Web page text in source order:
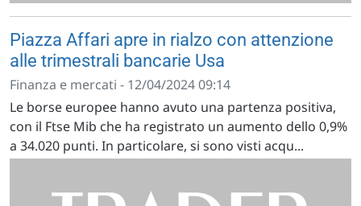
Piazza Affari apre in rialzo con attenzione
alle trimestrali bancarie Usa
Finanza e mercati - 12/04/2024 09:14
Le borse europee hanno avuto una partenza positiva,
con il Ftse Mib che ha registrato un aumento dello 0,9%
a 34.020 punti. In particolare, si sono visti acqu...